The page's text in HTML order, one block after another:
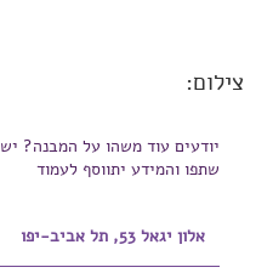
צילום:
יודעים עוד משהו על המבנה?
שתפו והמידע יתווסף לעמוד